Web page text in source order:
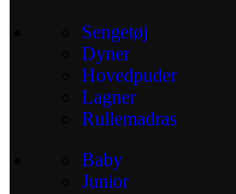
Sengetøj
Dyner
Hovedpuder
Lagner
Rullemadras
Baby
Junior